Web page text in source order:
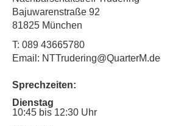
Bajuwarenstraße 92
81825 München
T: 089 43665780
Email: NTTrudering@QuarterM.de
Sprechzeiten:
Dienstag
10:45 bis 12:30 Uhr